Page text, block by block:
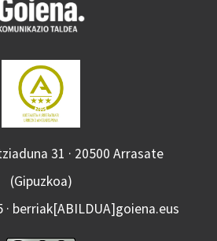
31 · 20500 Arrasate
(Gipuzkoa)
· berriak[ABILDUA]goiena.eus